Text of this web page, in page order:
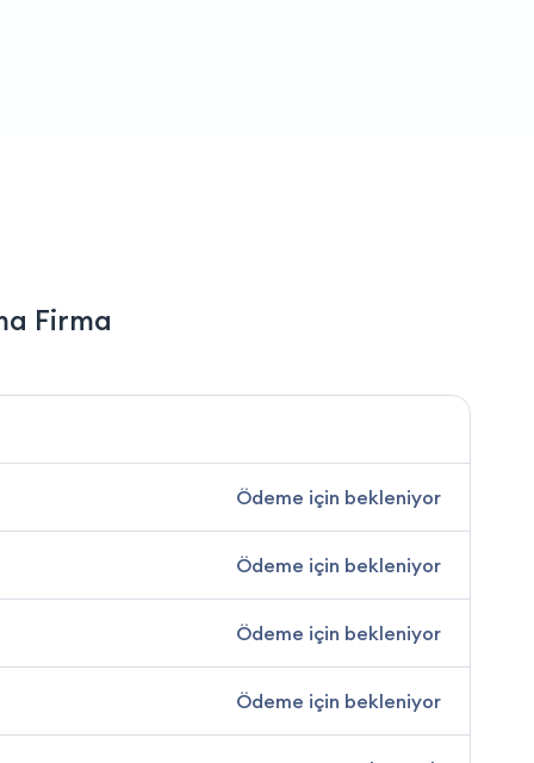
Firma
Ödeme için bekleniyor
Ödeme için bekleniyor
Ödeme için bekleniyor
Ödeme için bekleniyor